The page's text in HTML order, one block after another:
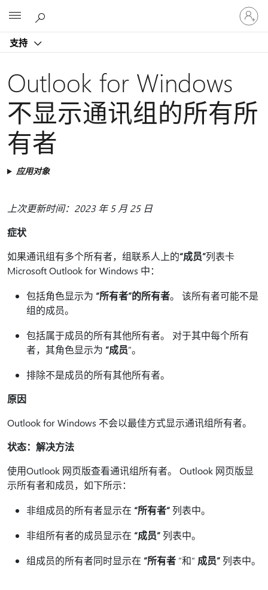
支持
请
登
录
Outlook for Windows
不显示通讯组的所有所
有者
应用对象
上次更新时间：2023 年 5 月 25 日
症状
如果通讯组有多个所有者，组联系人上的“成员”列表卡
Microsoft Outlook for Windows 中：
包括角色显示为 “所有者”的所有者。 该所有者可能不是
组的成员。
包括属于成员的所有其他所有者。 对于其中每个所有
者，其角色显示为 “成员”。
排除不是成员的所有其他所有者。
原因
Outlook for Windows 不会以最佳方式显示通讯组所有者。
状态：解决方法
使用Outlook 网页版查看通讯组所有者。 Outlook 网页版显
示所有者和成员，如下所示：
非组成员的所有者显示在 “所有者” 列表中。
非组所有者的成员显示在 “成员” 列表中。
组成员的所有者同时显示在 “所有者 ”和“ 成员” 列表中。